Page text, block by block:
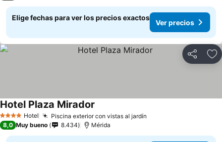
Elige fechas para ver los precios exactos
Ver precios
Compartir
4 EstrellasHotel Piscina exterior con vistas al jardín
Hotel Plaza Mirador
8,0 Muy bueno 8.434 Mérida